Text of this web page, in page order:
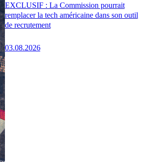
EXCLUSIF : La Commission pourrait
remplacer la tech américaine dans son outil
de recrutement
03.08.2026